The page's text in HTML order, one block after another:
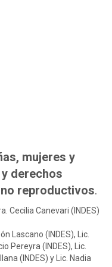
mujeres y
derechos
reproductivos.
Cecilia Canevari (INDES)
Lascano (INDES), Lic.
Pereyra (INDES), Lic.
(INDES) y Lic. Nadia